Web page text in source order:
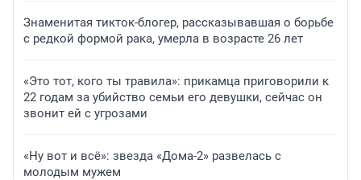
Знаменитая тикток-блогер, рассказывавшая о борьбе
с редкой формой рака, умерла в возрасте 26 лет
«Это тот, кого ты травила»: прикамца приговорили к
22 годам за убийство семьи его девушки, сейчас он
звонит ей с угрозами
«Ну вот и всё»: звезда «Дома-2» развелась с
молодым мужем